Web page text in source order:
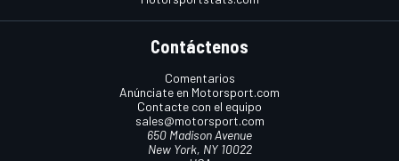
Contáctenos
Comentarios
Anúnciate en Motorsport.com
Contacte con el equipo
sales@motorsport.com
650 Madison Avenue
New York, NY 10022